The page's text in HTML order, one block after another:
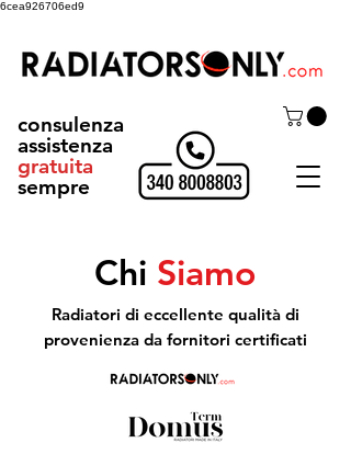
6cea926706ed9
consulenza
assistenza
gratuita
sempre
Chi Siamo
Radiatori di eccellente qualità di
provenienza da fornitori certificati